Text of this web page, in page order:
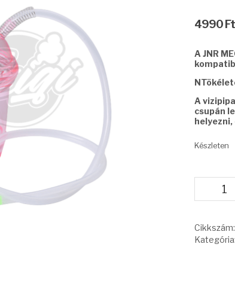
4990 Ft
A JNR
A
csupán
Készleten
KÉSZLET
-
MEGA
SHISHA
HOOKAH